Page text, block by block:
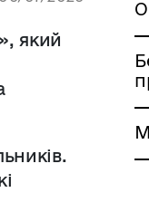
який